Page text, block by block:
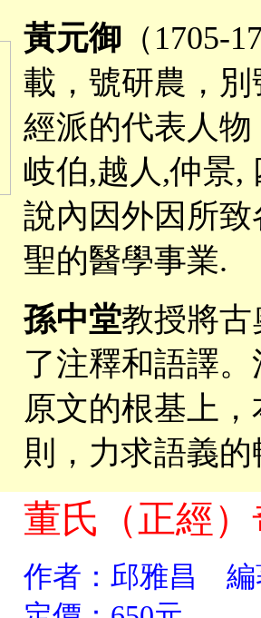
黃元御 （1705-
載，號研農，
經派的代表人物
岐伯,越人,仲景,
說內因外因所
聖的醫學事業.
孫中堂教授將
了注釋和語譯
原文的根基上
則，力求語義
董氏（正經
作者：邱雅昌